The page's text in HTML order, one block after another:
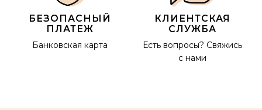
БЕЗОПАСНЫЙ
ПЛАТЕЖ
Банковская карта
КЛИЕНТСКАЯ
СЛУЖБА
Есть вопросы? Свяжись
с нами